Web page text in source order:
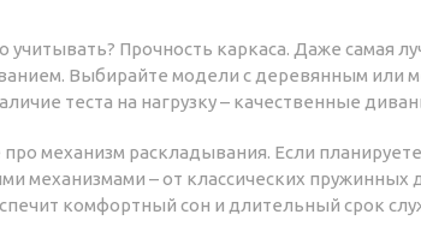
Прочность каркаса. Даже самая
Выбирайте модели с деревянным или
теста на нагрузку – качественные
механизм раскладывания. Если
механизмами – от классических
комфортный сон и длительный срок